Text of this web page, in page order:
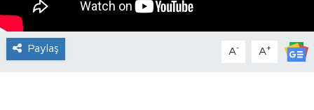
Paylaş A- A+